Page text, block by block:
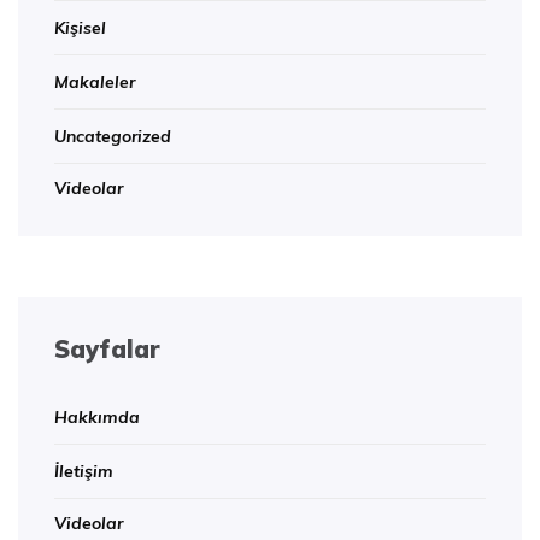
Kişisel
Makaleler
Uncategorized
Videolar
Sayfalar
Hakkımda
İletişim
Videolar